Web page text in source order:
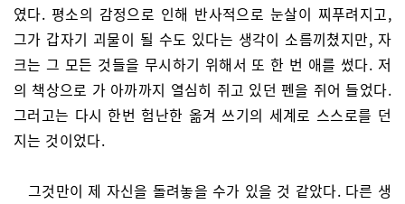
였다. 평소의 감정으로 인해 반사적으로 눈살이 찌푸려지고,
그가 갑자기 괴물이 될 수도 있다는 생각이 소름끼쳤지만, 자
크는 그 모든 것들을 무시하기 위해서 또 한 번 애를 썼다. 저
의 책상으로 가 아까까지 열심히 쥐고 있던 펜을 쥐어 들었다.
그러고는 다시 한번 험난한 옮겨 쓰기의 세계로 스스로를 던
지는 것이었다.
그것만이 제 자신을 돌려놓을 수가 있을 것 같았다. 다른 생